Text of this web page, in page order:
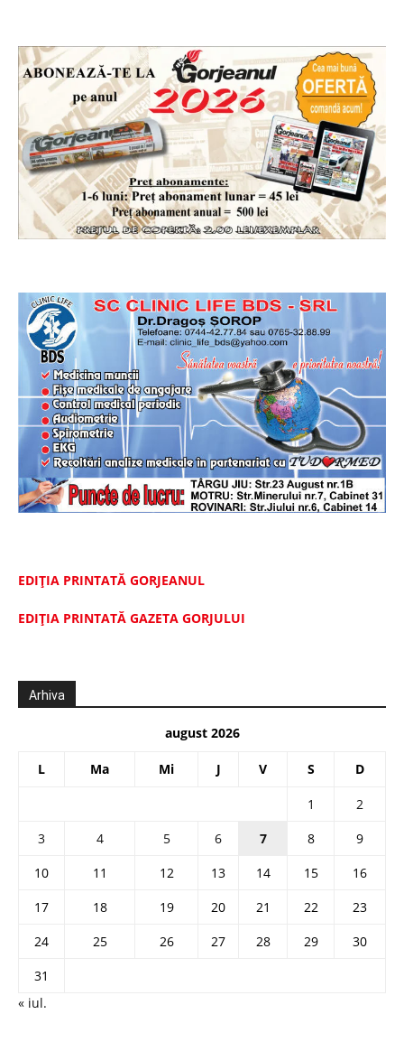
EDIȚIA PRINTATĂ GORJEANUL
EDIŢIA PRINTATĂ GAZETA GORJULUI
Arhiva
august 2026
L Ma Mi J V S D
1
2
3
4 5 6 7 8
9
10
11 12 13 14 15
16
17
18 19 20 21 22
23
24
25 26 27 28 29
30
31
« iul.